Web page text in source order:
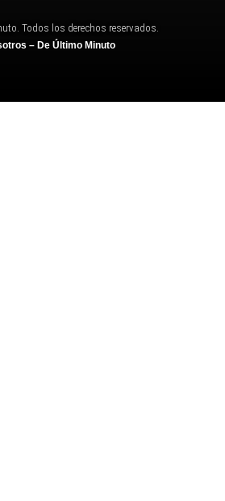
Todos los derechos reservados.
– De Último Minuto